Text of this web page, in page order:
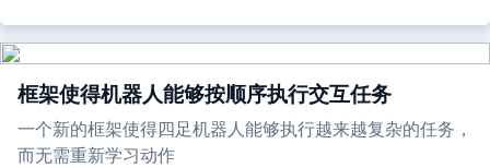
框架使得机器人能够按顺序执行交互任务
一个新的框架使得四足机器人能够执行越来越复杂的任务，
而无需重新学习动作